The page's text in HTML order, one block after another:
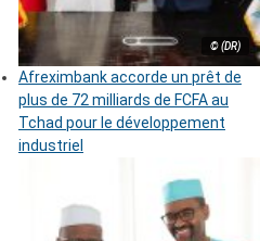
© (DR)
Afreximbank accorde un prêt de
plus de 72 milliards de FCFA au
Tchad pour le développement
industriel